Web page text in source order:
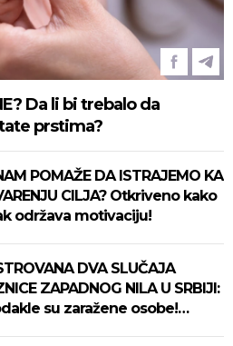
Da li bi trebalo da
prstima?
POMAŽE DA ISTRAJEMO KA
CILJA? Otkriveno kako
održava motivaciju!
DVA SLUČAJA
ZAPADNOG NILA U SRBIJI:
su zaražene osobe!